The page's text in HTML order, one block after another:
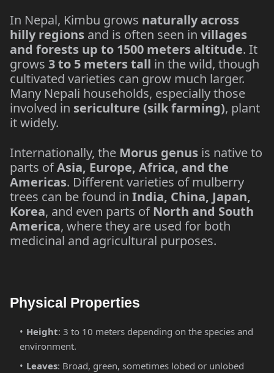
In Nepal, Kimbu grows naturally across
hilly regions and is often seen in villages
and forests up to 1500 meters altitude. It
grows 3 to 5 meters tall in the wild, though
cultivated varieties can grow much larger.
Many Nepali households, especially those
involved in sericulture (silk farming), plant
it widely.
Internationally, the Morus genus is native to
parts ofAsia, Europe, Africa, and the
Americas. Different varieties of mulberry
trees can be found in India, China, Japan,
Korea, and even parts ofNorth and South
America, where they are used for both
medicinal and agricultural purposes.
Physical Properties
Height: 3 to 10 meters depending on the species and
environment.
Leaves: Broad, green, sometimes lobed or unlobed